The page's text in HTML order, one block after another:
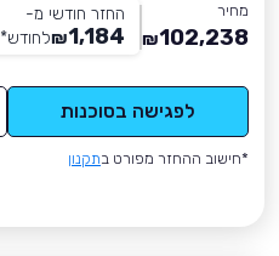
מחיר
102,238
₪
החזר חודשי מ-
1,184
₪לחודש*
לפגישה בסוכנות
*חישוב ההחזר מפורט בתקנון